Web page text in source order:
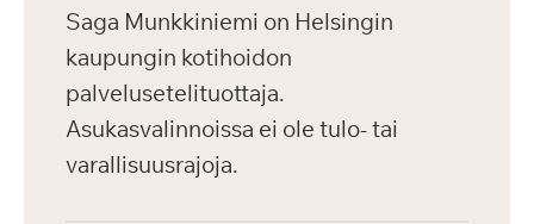
Saga Munkkiniemi on Helsingin
kaupungin kotihoidon
palvelusetelituottaja.
Asukasvalinnoissa ei ole tulo- tai
varallisuusrajoja.